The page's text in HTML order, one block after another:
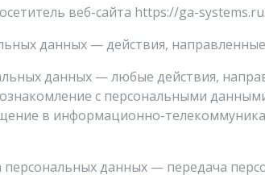
веб-сайта https://ga-systems.ru.
данных — действия,
данных — любые действия,
с персональными
в информационно-
персональных данных — передача